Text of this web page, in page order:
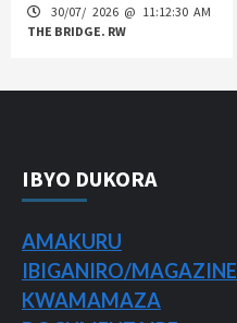
30/07/ 2026 @ 11:12:30 AM
THE BRIDGE. RW
IBYO DUKORA
AMAKURU
IBIGANIRO/MAGAZINE
KWAMAMAZA